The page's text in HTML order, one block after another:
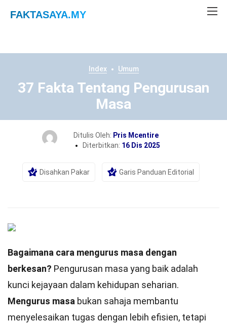
FAKTASAYA.MY
Index Umum
37 Fakta Tentang Pengurusan
Masa
Ditulis Oleh: Pris Mcentire
Diterbitkan: 16 Dis 2025
Disahkan Pakar Garis Panduan Editorial
Bagaimana cara mengurus masa dengan
berkesan? Pengurusan masa yang baik adalah
kunci kejayaan dalam kehidupan seharian.
Mengurus masa bukan sahaja membantu
menyelesaikan tugas dengan lebih efisien, tetapi